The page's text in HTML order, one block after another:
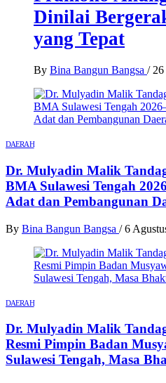
Dinilai
yang Tepat
By Bina Bangun Bangsa /
DAERAH
Dr. Mulyadin Malik
BMA Sulawesi Tengah
Adat dan Pembangunan
By Bina Bangun Bangsa / 6
DAERAH
Dr. Mulyadin Malik
Resmi Pimpin Badan
Sulawesi Tengah, Masa